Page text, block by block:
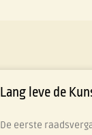
Lang leve de
De eerste